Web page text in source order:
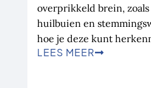
overprikkeld brein, zoals
huilbuien en
hoe je deze kunt
LEES MEER